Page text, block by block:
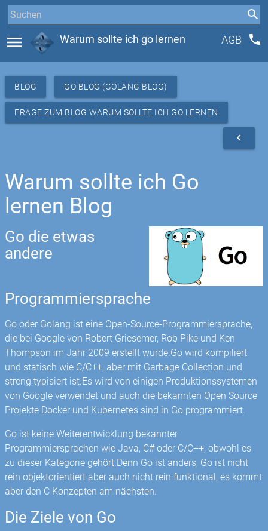
menu Warum sollte ich go lernen AGB phone
BLOG GO BLOG (GOLANG BLOG)
FRAGE ZUM BLOG WARUM SOLLTE ICH GO LERNEN
navigate_before
Warum sollte ich Go
lernen Blog
Go die etwas
andere
Programmiersprache
Go oder Golang ist eine Open-Source-Programmiersprache,
die bei Google von Robert Griesemer, Rob Pike und Ken
Thompson im Jahr 2009 erstellt wurde.Go wird kompiliert
und statisch wie C/C++, aber mit Garbage Collection und
streng typisiert ist.Es wird von einigen Produktionssystemen
von Google verwendet und auch die bekannten Open Source
Projekte Docker und Kubernetes sind in Go programmiert.
Go ist keine Weiterentwicklung bekannter
Programmiersprachen wie Java, C# oder C/C++, obwohl es
zu dieser Kategorie gehört.Denn Go ist anders, Go ist nicht
rein objektorientiert aber auch nicht rein funktional, es kommt
aber den C Konzepten am nächsten.
Die Ziele von Go